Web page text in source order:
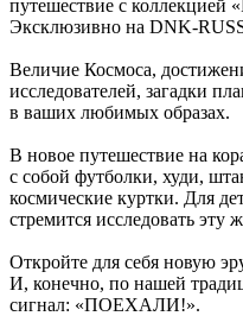
путешествие с коллекцией
Эксклюзивно на DNK-
Величие Космоса,
исследователей, загадки
в ваших любимых образах.
В новое путешествие на
с собой футболки, худи,
космические куртки. Для
стремится исследовать эту
Откройте для себя новую
И, конечно, по нашей
сигнал: «ПОЕХАЛИ!».